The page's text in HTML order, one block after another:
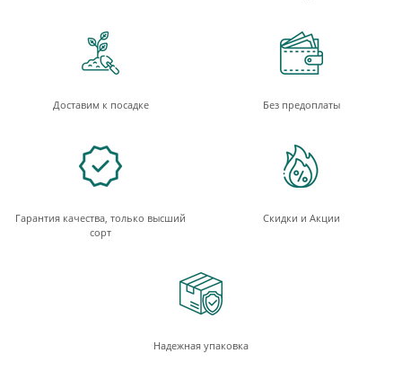
Доставим к посадке Без предоплаты
Гарантия качества, только высший
сорт
Скидки и Акции
Надежная упаковка